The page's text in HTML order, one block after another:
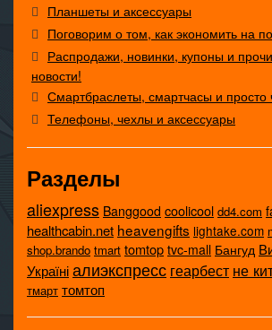
Планшеты и аксессуары
Поговорим о том, как экономить на
Распродажи, новинки, купоны и
новости!
Смартбраслеты, смартчасы и просто
Телефоны, чехлы и аксессуары
Разделы
aliexpress Banggood coolicool dd4.com
healthcabin.net heavengifts lightake.com
shop.brando tmart tomtop tvc-mall Бангуд
Україніалиэкспресс геарбест не
тмарт томтоп